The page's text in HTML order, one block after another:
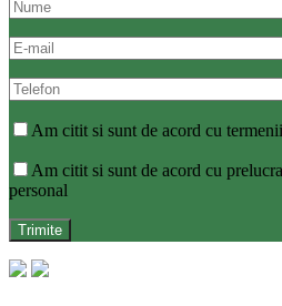
Am citit si sunt de acord cu
Am citit si sunt de acord cu
personal